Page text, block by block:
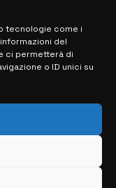
tecnologie come i
del
ci permetterà di
o ID unici su